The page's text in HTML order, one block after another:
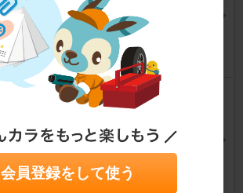
激辛ccさん
0
トレーリングアーム サポート
レガシィツーリングワゴン [BH]
fパパさん
16
会員登録をして使う